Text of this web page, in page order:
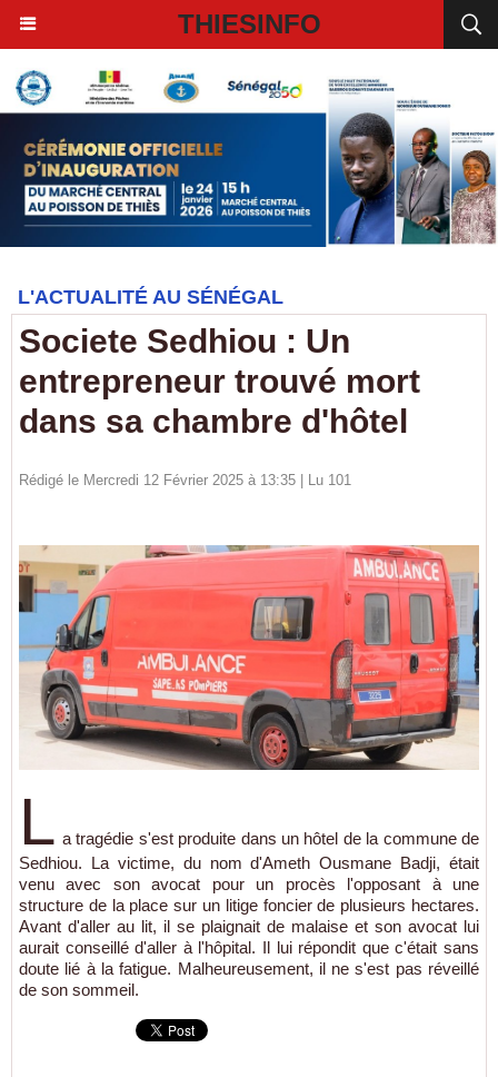
THIESINFO
L'ACTUALITÉ AU SÉNÉGAL
Societe Sedhiou : Un
entrepreneur trouvé mort
dans sa chambre d'hôtel
Rédigé le Mercredi 12 Février 2025 à 13:35 | Lu 101
L a tragédie s'est produite dans un hôtel de la commune de
Sedhiou. La victime, du nom d'Ameth Ousmane Badji, était
venu avec son avocat pour un procès l'opposant à une
structure de la place sur un litige foncier de plusieurs hectares.
Avant d'aller au lit, il se plaignait de malaise et son avocat lui
aurait conseillé d'aller à l'hôpital. Il lui répondit que c'était sans
doute lié à la fatigue. Malheureusement, il ne s'est pas réveillé
de son sommeil.